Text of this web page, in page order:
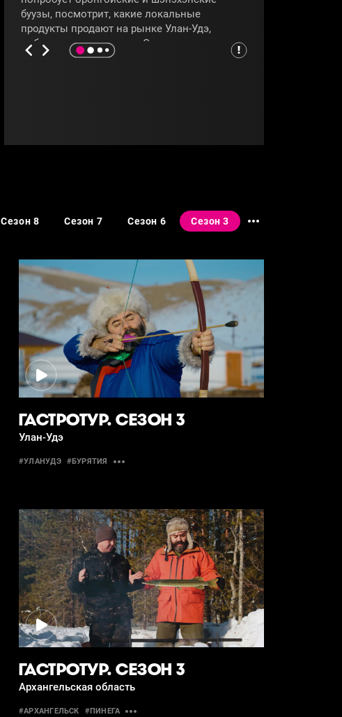
буузы, посмотрит, какие локальные
продукты продают на рынке Улан-Удэ,
побывает на празднике Сагаалган и
научится готовить традиционные бурятские
Сезон 8 Сезон 7 Сезон 6 Сезон 3
ГАСТРОТУР. СЕЗОН 3
Улан-Удэ
#УЛАНУДЭ #БУРЯТИЯ
ГАСТРОТУР. СЕЗОН 3
Архангельская область
#АРХАНГЕЛЬСК #ПИНЕГА